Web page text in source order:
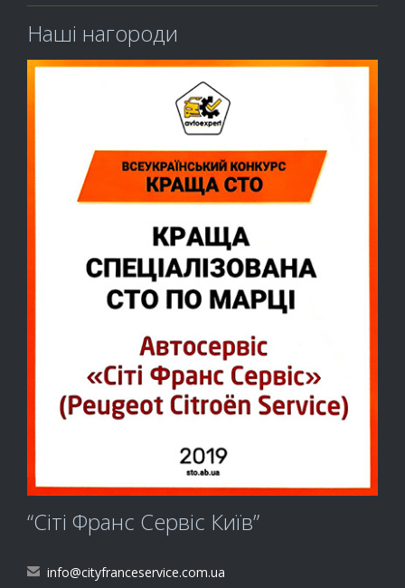
Наші нагороди
“Сіті Франс Сервіс Київ”
 info@cityfranceservice.com.ua